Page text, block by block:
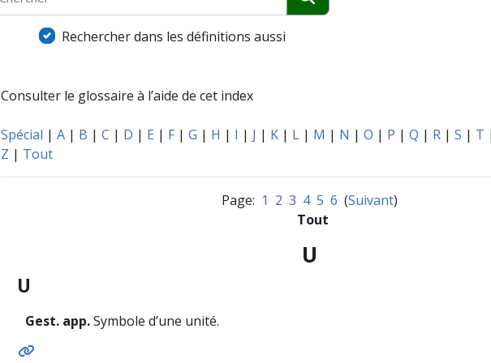
Chercher
Rechercher dans les définitions aussi
Consulter le glossaire à l’aide de cet index
Spécial | A | B | C | D | E | F | G | H | I | J | K | L | M | N | O | P | Q | R | S | T |
Z | Tout
Page: 1 2 3 4 5 6 (Suivant)
Tout
U
U
Gest. app.Symbole d’une unité.